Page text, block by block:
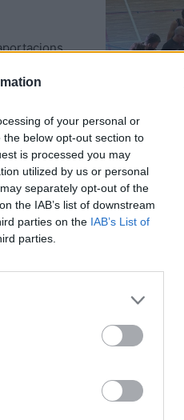
of your personal or
below opt-out section to
is processed you may
utilized by us or personal
separately opt-out of the
the IAB’s list of downstream
parties on the IAB’s List of
parties.
per tal
de
El Cantaires
el tram
09 maig 2026
Paula
la selecció
08 maig 2026